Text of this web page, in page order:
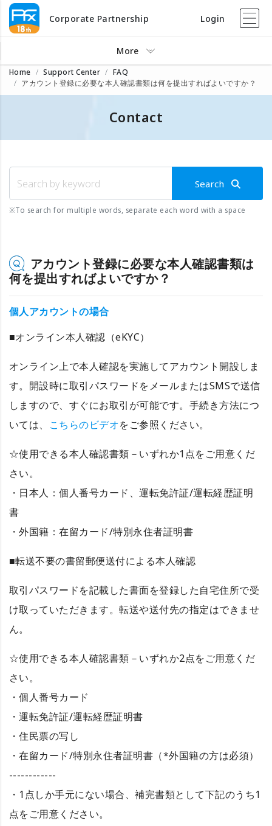
Corporate Partnership Login
More
Home Support Center
FAQ
アカウント登録に必要な本人確認書類は何を提出すればよいですか？
Contact
Search
※To search for multiple words, separate each word with a space
アカウント登録に必要な本人確認書類は
何を提出すればよいですか？
個人アカウントの場合
■オンライン本人確認（eKYC）
オンライン上で本人確認を実施してアカウント開設しま
す。開設時に取引パスワードをメールまたはSMSで送信
しますので、すぐにお取引が可能です。手続き方法につ
いては、 こちらのビデオをご参照ください。
☆使用できる本人確認書類－いずれか1点をご用意くだ
さい。
・日本人：個人番号カード、運転免許証/運転経歴証明
書
・外国籍：在留カード/特別永住者証明書
■転送不要の書留郵便送付による本人確認
取引パスワードを記載した書面を登録した自宅住所で受
け取っていただきます。転送や送付先の指定はできませ
ん。
☆使用できる本人確認書類－いずれか2点をご用意くだ
さい。
・個人番号カード
・運転免許証/運転経歴証明書
・住民票の写し
・在留カード/特別永住者証明書（*外国籍の方は必須）
------------
・1点しか手元にない場合、補完書類として下記のうち1
点をご用意ください。